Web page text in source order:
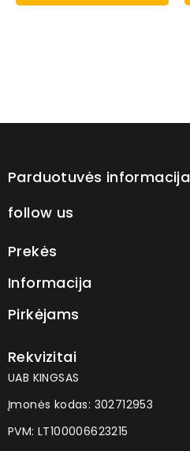
Parduotuvės informacija
follow us
Prekės
Informacija
Pirkėjams
Rekvizitai
UAB KINGSAS
Įmonės kodas: 302712953
PVM: LT100006623215